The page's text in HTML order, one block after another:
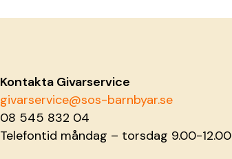
Kontakta Givarservice
givarservice@sos-barnbyar.se
08 545 832 04
Telefontid måndag – torsdag 9.00-12.00